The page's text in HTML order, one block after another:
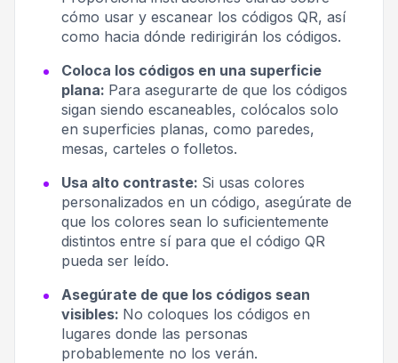
cómo usar y escanear los códigos QR, así
como hacia dónde redirigirán los códigos.
Coloca los códigos en una superficie
plana: Para asegurarte de que los códigos
sigan siendo escaneables, colócalos solo
en superficies planas, como paredes,
mesas, carteles o folletos.
Usa alto contraste: Si usas colores
personalizados en un código, asegúrate de
que los colores sean lo suficientemente
distintos entre sí para que el código QR
pueda ser leído.
Asegúrate de que los códigos sean
visibles: No coloques los códigos en
lugares donde las personas
probablemente no los verán.